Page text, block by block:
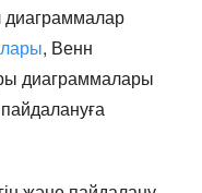
, Венн
диаграммалары